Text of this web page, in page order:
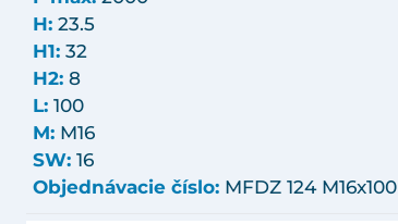
H: 23.5
H1: 32
H2: 8
L: 100
M: M16
SW: 16
Objednávacie číslo: MFDZ 124 M16x100